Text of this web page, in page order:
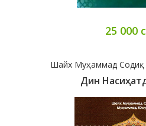
25 000
Шайх Муҳаммад
Дин